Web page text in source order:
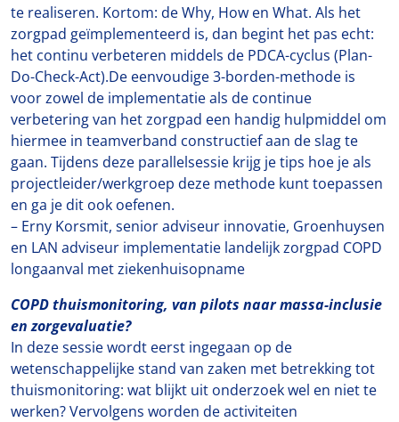
te realiseren. Kortom: de Why, How en What. Als het
zorgpad geïmplementeerd is, dan begint het pas echt:
het continu verbeteren middels de PDCA-cyclus (Plan-
Do-Check-Act).De eenvoudige 3-borden-methode is
voor zowel de implementatie als de continue
verbetering van het zorgpad een handig hulpmiddel om
hiermee in teamverband constructief aan de slag te
gaan. Tijdens deze parallelsessie krijg je tips hoe je als
projectleider/werkgroep deze methode kunt toepassen
en ga je dit ook oefenen.
– Erny Korsmit, senior adviseur innovatie, Groenhuysen
en LAN adviseur implementatie landelijk zorgpad COPD
longaanval met ziekenhuisopname
COPD thuismonitoring, van pilots naar massa-inclusie
en zorgevaluatie?
In deze sessie wordt eerst ingegaan op de
wetenschappelijke stand van zaken met betrekking tot
thuismonitoring: wat blijkt uit onderzoek wel en niet te
werken? Vervolgens worden de activiteiten